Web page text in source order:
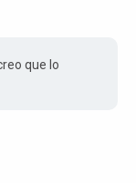
que lo